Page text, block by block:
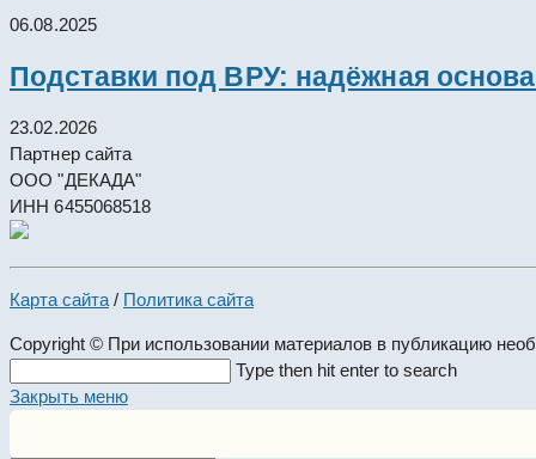
06.08.2025
Подставки под ВРУ: надёжная
23.02.2026
Партнер сайта
ООО "ДЕКАДА"
ИНН 6455068518
Карта сайта / Политика сайта
Copyright © При использовании материалов в публикацию
this
Type then hit enter to search
Закрыть меню